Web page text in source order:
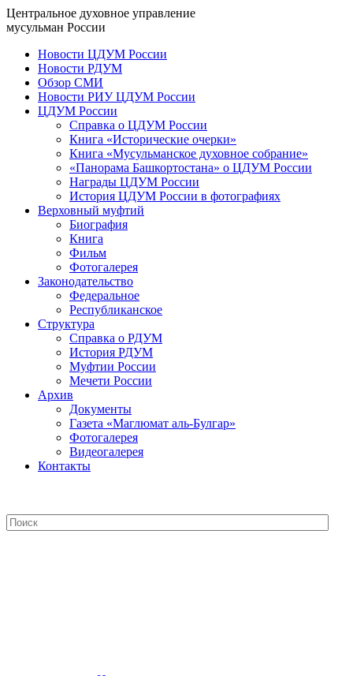
Центральное духовное управление
мусульман России
Новости ЦДУМ России
Новости РДУМ
Обзор СМИ
Новости РИУ ЦДУМ России
ЦДУМ России
Справка о ЦДУМ России
Книга «Исторические очерки»
Книга «Мусульманское духовное собрание»
«Панорама Башкортостана» о ЦДУМ России
Награды ЦДУМ России
История ЦДУМ России в фотографиях
Верховный муфтий
Биография
Книга
Фильм
Фотогалерея
Законодательство
Федеральное
Республиканское
Структура
Справка о РДУМ
История РДУМ
Муфтии России
Мечети России
Архив
Документы
Газета «Маглюмат аль-Булгар»
Фотогалерея
Видеогалерея
Контакты